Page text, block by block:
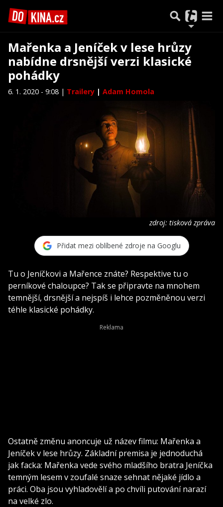
Mařenka a Jeníček v lese hrůzy
nabídne drsnější verzi klasické
pohádky
6. 1. 2020 - 9:08 | Trailery | Adam Homola
zdroj: tisková zpráva
Přidat mezi oblíbené zdroje na Googlu
Tu o Jeníčkovi a Mařence znáte? Respektive tu o
perníkové chaloupce? Tak se připravte na mnohem
temnější, drsnější a nejspíš i lehce pozměněnou verzi
téhle klasické pohádky.
Ostatně změnu anoncuje už název filmu: Mařenka a
Jeníček v lese hrůzy. Základní premisa je jednoduchá
jak facka: Mařenka vede svého mladšího bratra Jeníčka
temným lesem v zoufalé snaze sehnat nějaké jídlo a
práci. Oba jsou vyhladovělí a po chvíli putování narazí
na velké zlo.